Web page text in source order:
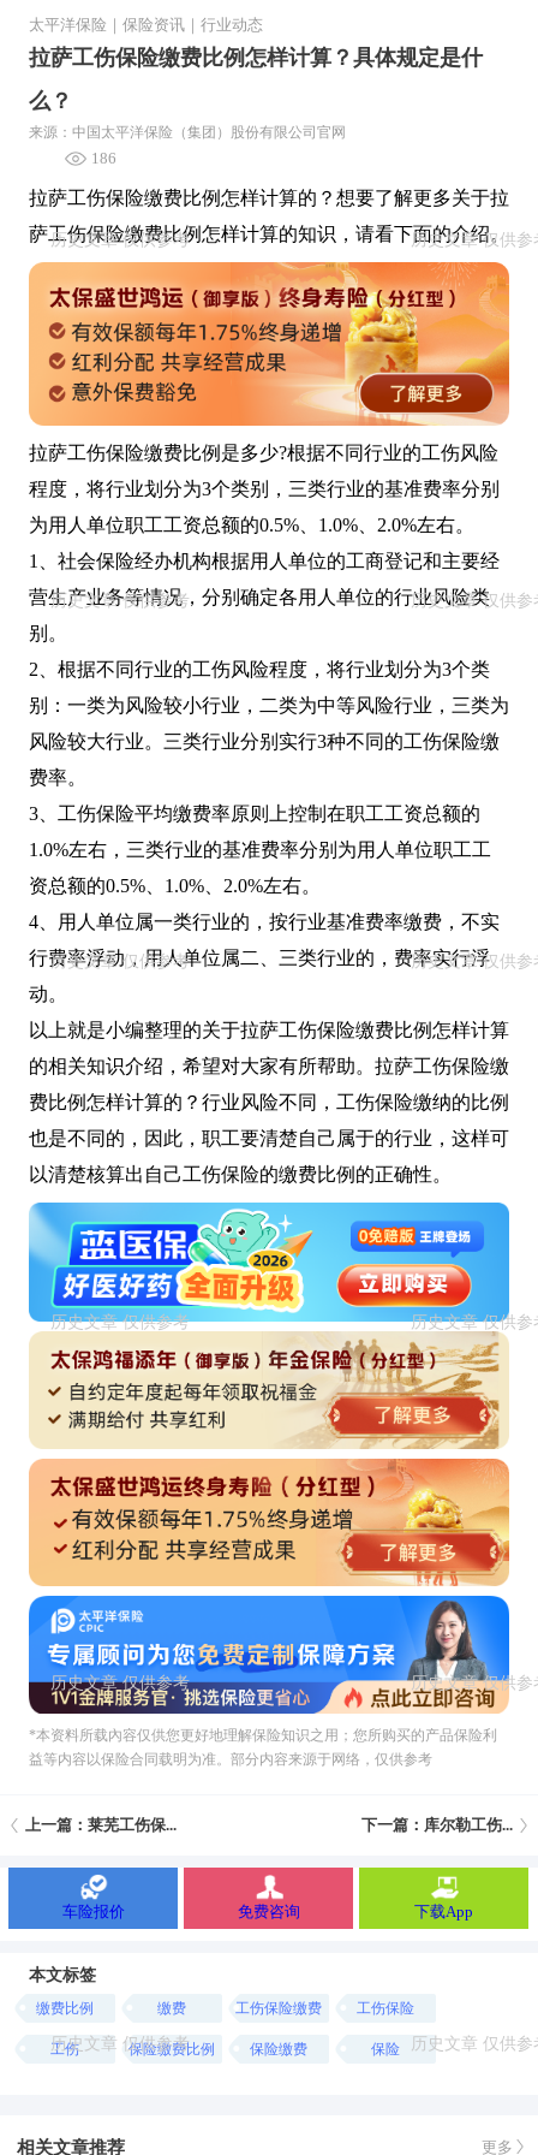
太平洋保险 保险资讯 行业动态
拉萨工伤保险缴费比例怎样计算？具体规定是什
么？
来源：中国太平洋保险（集团）股份有限公司官网
186
拉萨工伤保险缴费比例怎样计算的？想要了解更多关于拉
萨工伤保险缴费比例怎样计算的知识，请看下面的介绍。
拉萨工伤保险缴费比例是多少?根据不同行业的工伤风险
程度，将行业划分为3个类别，三类行业的基准费率分别
为用人单位职工工资总额的0.5%、1.0%、2.0%左右。
1、社会保险经办机构根据用人单位的工商登记和主要经
营生产业务等情况，分别确定各用人单位的行业风险类
别。
2、根据不同行业的工伤风险程度，将行业划分为3个类
别：一类为风险较小行业，二类为中等风险行业，三类为
风险较大行业。三类行业分别实行3种不同的工伤保险缴
费率。
3、工伤保险平均缴费率原则上控制在职工工资总额的
1.0%左右，三类行业的基准费率分别为用人单位职工工
资总额的0.5%、1.0%、2.0%左右。
4、用人单位属一类行业的，按行业基准费率缴费，不实
行费率浮动，用人单位属二、三类行业的，费率实行浮
动。
以上就是小编整理的关于拉萨工伤保险缴费比例怎样计算
的相关知识介绍，希望对大家有所帮助。拉萨工伤保险缴
费比例怎样计算的？行业风险不同，工伤保险缴纳的比例
也是不同的，因此，职工要清楚自己属于的行业，这样可
以清楚核算出自己工伤保险的缴费比例的正确性。
*本资料所载內容仅供您更好地理解保险知识之用；您所购买的产品保险利
益等内容以保险合同载明为准。部分内容来源于网络，仅供参考
上一篇：莱芜工伤保... 下一篇：库尔勒工伤...
车险报价 免费咨询 下载App
本文标签
缴费比例 缴费 工伤保险缴费 工伤保险
工伤 保险缴费比例 保险缴费 保险
相关文章推荐 更多